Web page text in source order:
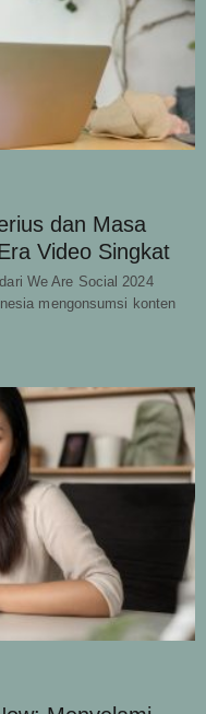
dan Masa
Video Singkat
We Are Social 2024
mengonsumsi konten